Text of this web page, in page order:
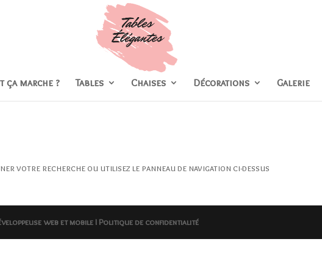
ça marche ? Tables Chaises Décorations Galerie
votre recherche ou utilisez le panneau de navigation ci-dessus
web et mobile I Politique de confidentialité